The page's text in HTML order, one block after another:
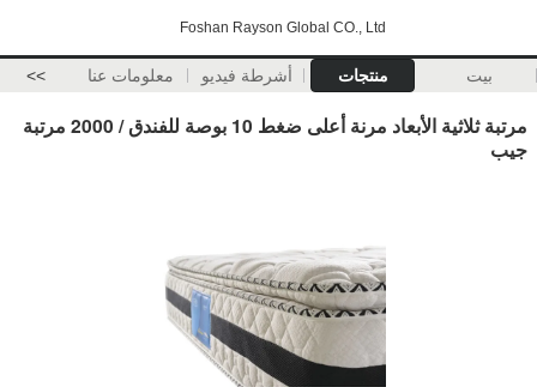
Foshan Rayson Global CO., Ltd
بيت منتجات أشرطة فيديو معلومات عنا >>
مرتبة ثلاثية الأبعاد مرنة أعلى ضغط 10 بوصة للفندق / 2000 مرتبة
جيب